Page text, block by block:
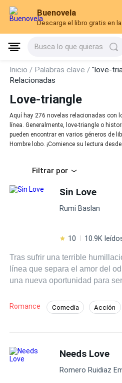
Buenovela
Descarga el libro gratis en
Busca lo que quieras
Inicio / Palabras clave /"love-
Relacionadas
Love-triangle
Aquí hay 276 novelas relacionadas con
línea. Generalmente, love-triangle o
pueden encontrar en varios géneros de
Hombre lobo. ¡Comience su lectura
Filtrar por
Sin Love
Rumi Baslan
10 10.9K
Tras sufrir una terrible
línea que separa el amor del
una nueva oportunidad para
corazón, haciendo todo lo
Woodwryn. Mientras que el
Bellowk. Lo que no sabe es
perder ni a doblegarse ante él. Un nuevo ciclo escolar,
nuevos personajes, un
Romance Comedia Acción
Needs Love
Romero Ruidiaz